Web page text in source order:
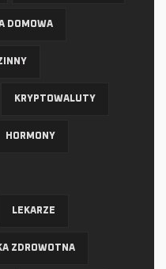
DOMOWA
KRYPTOWALUTY
HORMONY
LEKARZE
ZDROWOTNA